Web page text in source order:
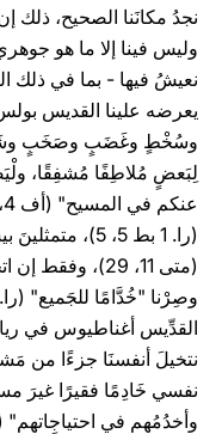
نجدُ مكانَنا الصحيح، ذلك
وليس فينا إلا ما هو
نعيشُ فيها - بما في ذلك
يعرضه علينا القديس
وسُخْطٍ وغَضَبٍ وصَخَبٍ
لِبَعضٍ مُلاطِفًا مُشفِقًا،
(را. 1 بط 5،
القدِّيس أغناطيوس في
نتخيلَ أنفسنَا جزءًا من
نفسي خَادِمًا فقيرًا غيرَ
وأخدُمُهم في احتياجِاتهم" (114،